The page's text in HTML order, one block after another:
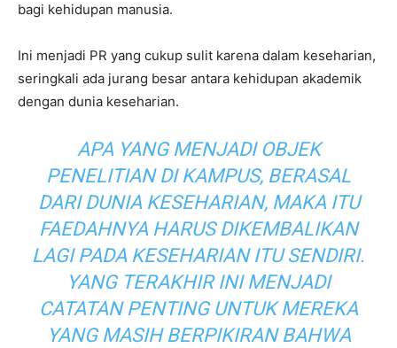
bagi kehidupan manusia.
Ini menjadi PR yang cukup sulit karena dalam keseharian,
seringkali ada jurang besar antara kehidupan akademik
dengan dunia keseharian.
APA YANG MENJADI OBJEK
PENELITIAN DI KAMPUS, BERASAL
DARI DUNIA KESEHARIAN, MAKA ITU
FAEDAHNYA HARUS DIKEMBALIKAN
LAGI PADA KESEHARIAN ITU SENDIRI.
YANG TERAKHIR INI MENJADI
CATATAN PENTING UNTUK MEREKA
YANG MASIH BERPIKIRAN BAHWA